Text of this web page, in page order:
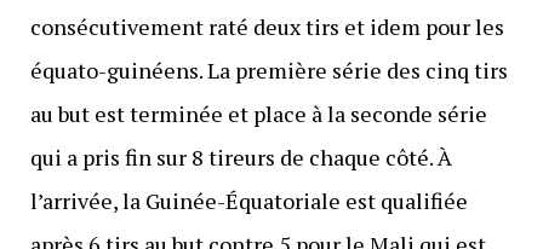
consécutivement raté deux tirs et idem pour les
équato-guinéens. La première série des cinq tirs
au but est terminée et place à la seconde série
qui a pris fin sur 8 tireurs de chaque côté. À
l’arrivée, la Guinée-Équatoriale est qualifiée